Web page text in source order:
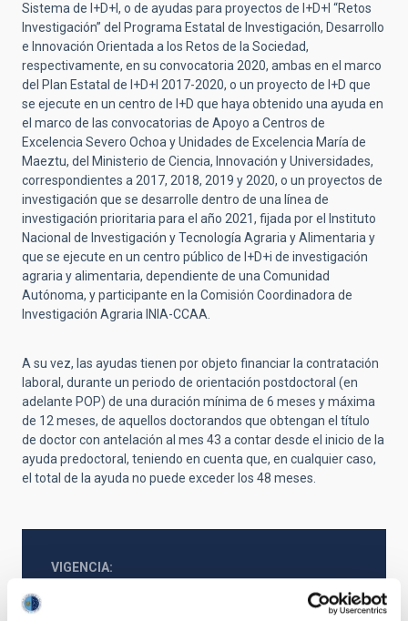
Sistema de I+D+I, o de ayudas para proyectos de I+D+I “Retos
Investigación” del Programa Estatal de Investigación, Desarrollo
e Innovación Orientada a los Retos de la Sociedad,
respectivamente, en su convocatoria 2020, ambas en el marco
del Plan Estatal de I+D+I 2017-2020, o un proyecto de I+D que
se ejecute en un centro de I+D que haya obtenido una ayuda en
el marco de las convocatorias de Apoyo a Centros de
Excelencia Severo Ochoa y Unidades de Excelencia María de
Maeztu, del Ministerio de Ciencia, Innovación y Universidades,
correspondientes a 2017, 2018, 2019 y 2020, o un proyectos de
investigación que se desarrolle dentro de una línea de
investigación prioritaria para el año 2021, fijada por el Instituto
Nacional de Investigación y Tecnología Agraria y Alimentaria y
que se ejecute en un centro público de I+D+i de investigación
agraria y alimentaria, dependiente de una Comunidad
Autónoma, y participante en la Comisión Coordinadora de
Investigación Agraria INIA-CCAA.
A su vez, las ayudas tienen por objeto financiar la contratación
laboral, durante un periodo de orientación postdoctoral (en
adelante POP) de una duración mínima de 6 meses y máxima
de 12 meses, de aquellos doctorandos que obtengan el título
de doctor con antelación al mes 43 a contar desde el inicio de la
ayuda predoctoral, teniendo en cuenta que, en cualquier caso,
el total de la ayuda no puede exceder los 48 meses.
VIGENCIA